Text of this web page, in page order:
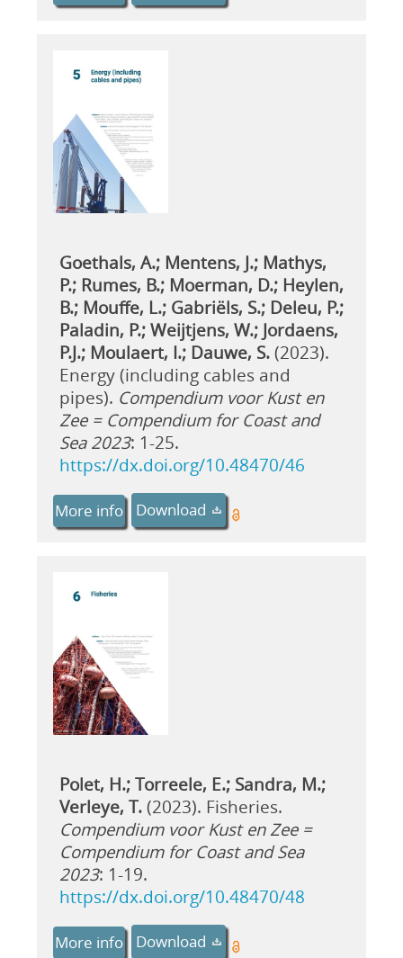
Goethals, A.; Mentens, J.; Mathys,
P.; Rumes, B.; Moerman, D.; Heylen,
B.; Mouffe, L.; Gabriëls, S.; Deleu, P.;
Paladin, P.; Weijtjens, W.; Jordaens,
P.J.; Moulaert, I.; Dauwe, S.(2023).
Energy (including cables and
pipes). Compendium voor Kust en
Zee = Compendium for Coast and
Sea 2023: 1-25.
https://dx.doi.org/10.48470/46
More info Download
Polet, H.; Torreele, E.; Sandra, M.;
Verleye, T.(2023). Fisheries.
Compendium voor Kust en Zee =
Compendium for Coast and Sea
2023: 1-19.
https://dx.doi.org/10.48470/48
More info Download